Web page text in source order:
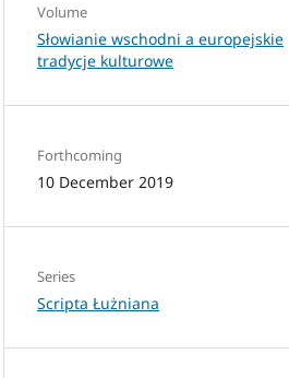
Volume
Słowianie wschodni a europejskie
tradycje kulturowe
Forthcoming
10 December 2019
Series
Scripta Łużniana